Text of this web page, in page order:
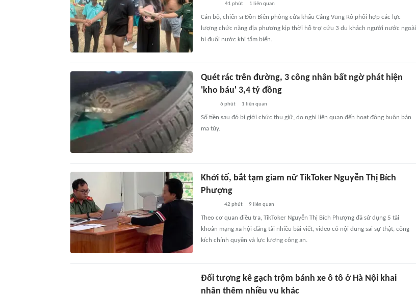
41 phút 1 liên quan
Cán bộ, chiến sĩ Đồn Biên phòng cửa khẩu Cảng Vũng Rô phối hợp các lực
lượng chức năng địa phương kịp thời hỗ trợ cứu 3 du khách người nước ngoài
bị đuối nước khi tắm biển.
Quét rác trên đường, 3 công nhân bất ngờ phát hiện
'kho báu' 3,4 tỷ đồng
6 phút 1 liên quan
Số tiền sau đó bị giới chức thu giữ, do nghi liên quan đến hoạt động buôn bán
ma túy.
Khởi tố, bắt tạm giam nữ TikToker Nguyễn Thị Bích
Phượng
42 phút 9 liên quan
Theo cơ quan điều tra, TikToker Nguyễn Thị Bích Phượng đã sử dụng 5 tài
khoản mạng xã hội đăng tải nhiều bài viết, video có nội dung sai sự thật, công
kích chính quyền và lực lượng công an.
Đối tượng kê gạch trộm bánh xe ô tô ở Hà Nội khai
nhận thêm nhiều vụ khác